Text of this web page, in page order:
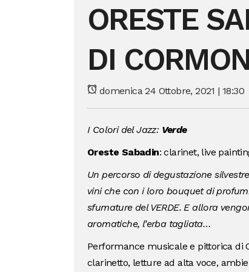
ORESTE
DI
domenica 24 Ottobre, 2021 | 18:30
I Colori del Jazz: Verde
Oreste Sabadin: clarinet, live
Un percorso di degustazione
vini che con i loro bouquet di
sfumature del VERDE. E allora
aromatiche, l’erba tagliata…
Performance musicale e pittorica di
clarinetto, letture ad alta voce,